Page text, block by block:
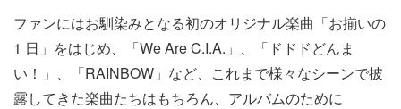
ファンにはお馴染みとなる初のオリジナル楽曲「お揃いの
1 日」をはじめ、「We Are C.I.A.」、「ドドドどんま
い！」、「RAINBOW」など、これまで様々なシーンで披
露してきた楽曲たちはもちろん、アルバムのために